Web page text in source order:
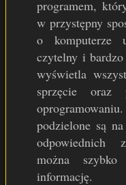
programem,
w przystępny
o komputerze
czytelny i
wyświetla
sprzęcie oraz
podzielone są
odpowiednich
można szybko
informację.